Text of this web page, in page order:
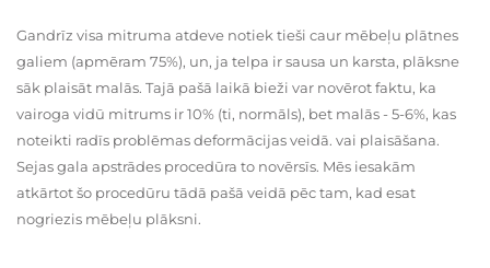
Gandrīz visa mitruma atdeve notiek tieši caur mēbeļu plātnes
galiem (apmēram 75%), un, ja telpa ir sausa un karsta, plāksne
sāk plaisāt malās. Tajā pašā laikā bieži var novērot faktu, ka
vairoga vidū mitrums ir 10% (ti, normāls), bet malās - 5-6%, kas
noteikti radīs problēmas deformācijas veidā. vai plaisāšana.
Sejas gala apstrādes procedūra to novērsīs. Mēs iesakām
atkārtot šo procedūru tādā pašā veidā pēc tam, kad esat
nogriezis mēbeļu plāksni.